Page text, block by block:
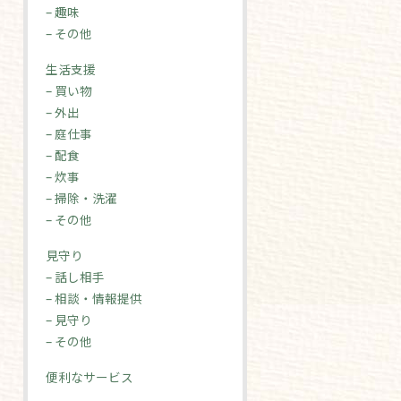
– 趣味
– その他
生活支援
– 買い物
– 外出
– 庭仕事
– 配食
– 炊事
– 掃除・洗濯
– その他
見守り
– 話し相手
– 相談・情報提供
– 見守り
– その他
便利なサービス